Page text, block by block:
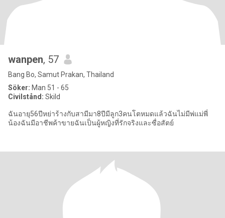
wanpen, 57
Bang Bo, Samut Prakan, Thailand
Söker: Man 51 - 65
Civilstånd: Skild
ฉันอายุ56ปีหย่าร้างกับสามีมา8ปีมีลูก3คนโตหมดแล้วฉันไม่มีพ่แม่พี่
น้องฉันมีอาชีพค้าขายฉันเป็นผู้หญิงที่รักจริงและซื่อสัตย์